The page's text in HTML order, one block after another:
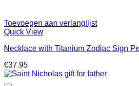
Toevoegen aan verlanglijst
Quick View
Necklace with Titanium Zodiac Sign
€37.95